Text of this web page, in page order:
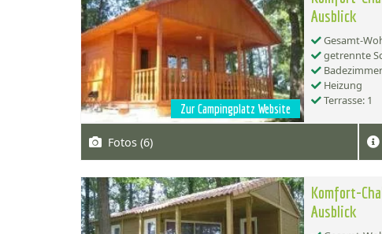
Zur Campingplatz Website
Ausblick
Gesamt-
getrennte
Heizung
Terrasse: 1
Fotos (6)
Komfort-
Ausblick